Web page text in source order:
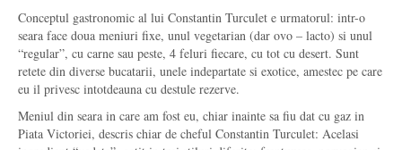
Conceptul gastronomic al lui Constantin Turculet e urmatorul: intr-o
seara face doua meniuri fixe, unul vegetarian (dar ovo – lacto) si unul
“regular”, cu carne sau peste, 4 feluri fiecare, cu tot cu desert. Sunt
retete din diverse bucatarii, unele indepartate si exotice, amestec pe care
eu il privesc intotdeauna cu destule rezerve.
Meniul din seara in care am fost eu, chiar inainte sa fiu dat cu gaz in
Piata Victoriei, descris chiar de cheful Constantin Turculet: Acelasi